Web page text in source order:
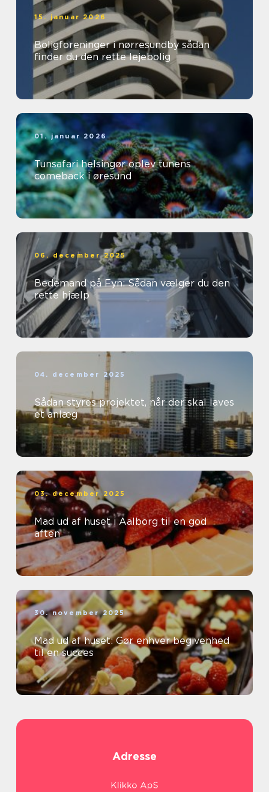
15. januar 2026
Boligforeninger i nørresundby sådan
finder du den rette lejebolig
01. januar 2026
Tunsafari helsingør oplev tunens
comeback i øresund
06. december 2025
Bedemand på Fyn: Sådan vælger du den
rette hjælp
04. december 2025
Sådan styres projektet, når der skal laves
et anlæg
03. december 2025
Mad ud af huset i Aalborg til en god
aften
30. november 2025
Mad ud af huset: Gør enhver begivenhed
til en succes
Adresse